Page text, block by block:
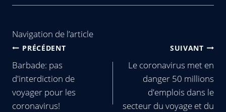
Navigation de l’article
PRÉCÉDENT
Barbade: pas
d'interdiction de
voyager pour les
coronavirus!
SUIVANT
Le coronavirus met en
danger 50 millions
d'emplois dans le
secteur du voyage et du